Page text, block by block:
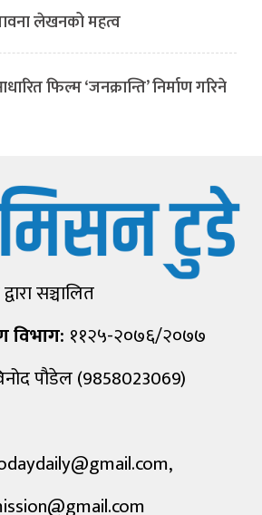
लेखनको महत्व
फिल्म ‘जनक्रान्ति’ निर्माण गरिने
सञ्चालित
विभाग: ११२५-२०७६/२०७७
पौडेल (9858023069)
,